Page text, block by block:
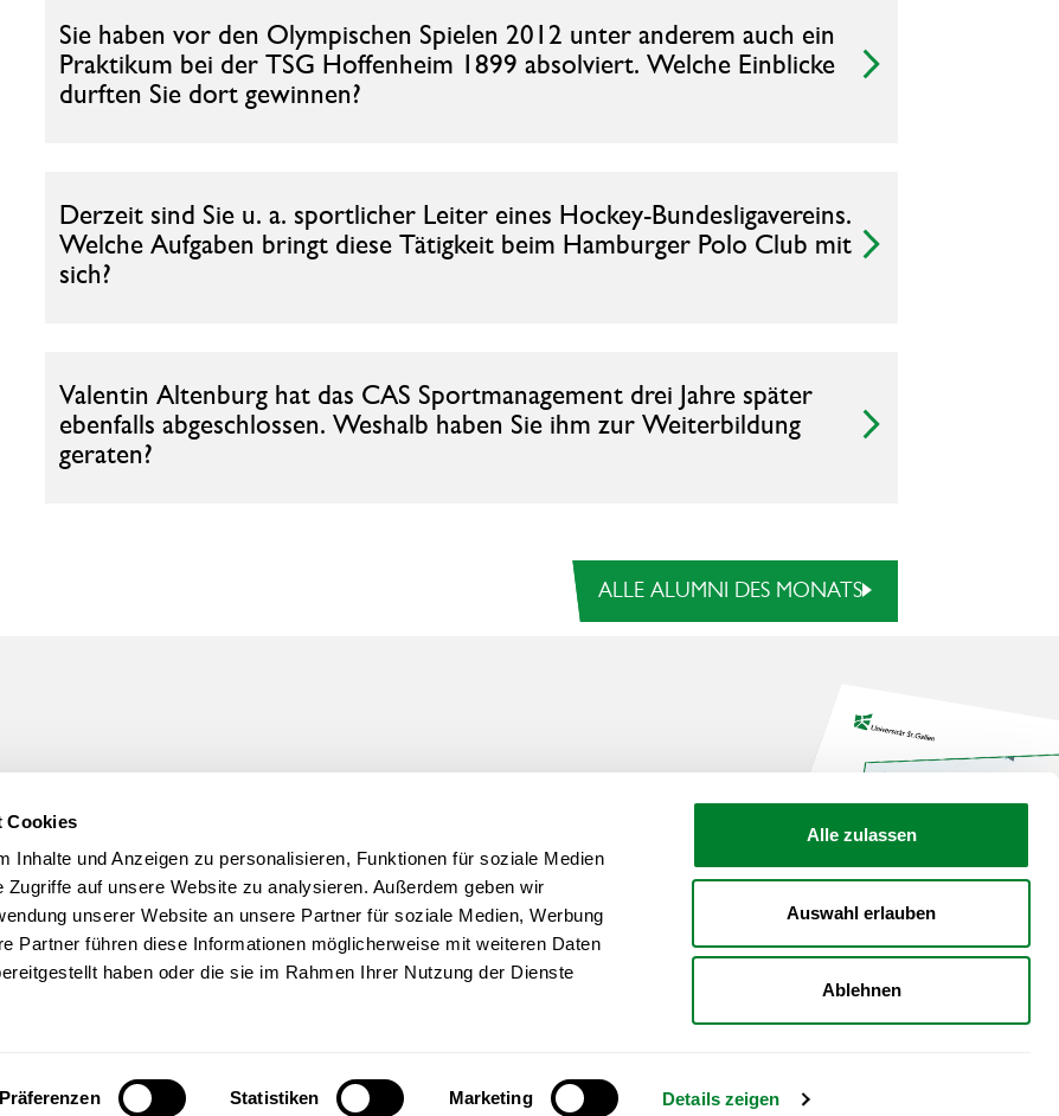
Cookies
Inhalte und Anzeigen zu personalisieren, Funktionen für soziale Medien
Zugriffe auf unsere Website zu analysieren. Außerdem geben wir
unserer Website an unsere Partner für soziale Medien, Werbung
Partner führen diese Informationen möglicherweise mit weiteren Daten
haben oder die sie im Rahmen Ihrer Nutzung der Dienste
Präferenzen Statistiken Marketing Details zeigen
Alle zulassen
Auswahl erlauben
Ablehnen
Sie haben vor den Olympischen Spielen 2012 unter anderem auch ein
Praktikum bei der TSG Hoffenheim 1899 absolviert. Welche Einblicke
durften Sie dort gewinnen?
Derzeit sind Sie u. a. sportlicher Leiter eines Hockey-Bundesligavereins.
Welche Aufgaben bringt diese Tätigkeit beim Hamburger Polo Club mit
sich?
Valentin Altenburg hat das CAS Sportmanagement drei Jahre später
ebenfalls abgeschlossen. Weshalb haben Sie ihm zur Weiterbildung
geraten?
alle Alumni des Monats
ALLE ALUMNI DES MONATS
CAS
runter!
Zum Broschüren Download
ZUM BROSCHÜREN
DOWNLOAD